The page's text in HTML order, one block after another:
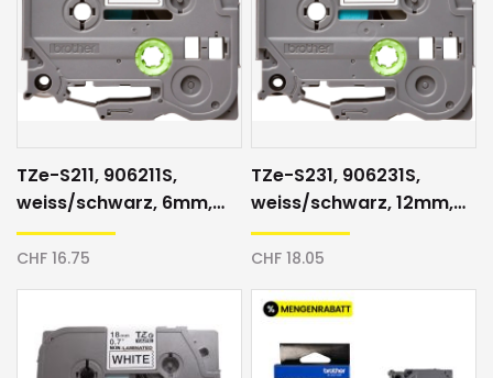
TZe-S211, 906211S,
weiss/schwarz, 6mm,
Schriftband
CHF 16.75
TZe-S231, 906231S,
weiss/schwarz, 12mm,
Schriftband
CHF 18.05